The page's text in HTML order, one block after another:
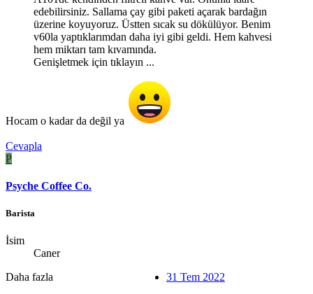
edebilirsiniz. Sallama çay gibi paketi açarak bardağın
üzerine koyuyoruz. Üstten sıcak su dökülüyor. Benim
v60la yaptıklarımdan daha iyi gibi geldi. Hem kahvesi
hem miktarı tam kıvamında.
Genişletmek için tıklayın ...
Hocam o kadar da değil ya
Cevapla
P
Psyche Coffee Co.
Barista
İsim
Caner
Daha fazla
31 Tem 2022